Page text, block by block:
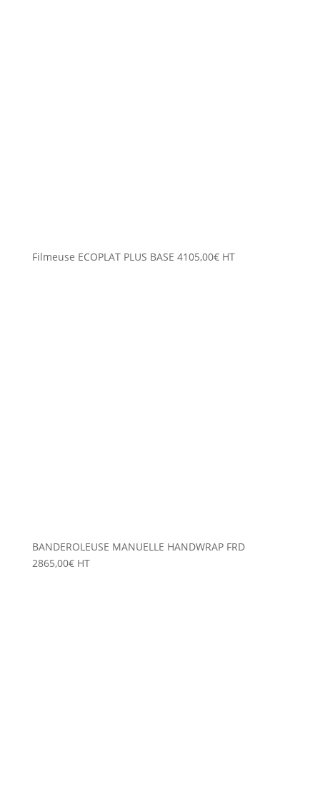
Filmeuse ECOPLAT PLUS BASE 4105,00€ HT
BANDEROLEUSE MANUELLE HANDWRAP FRD
2865,00€ HT